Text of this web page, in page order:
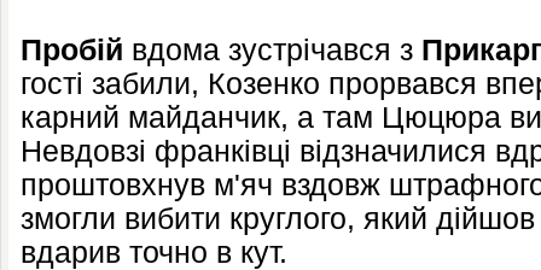
Пробій вдома зустрічався з
гості забили, Козенко прорвався
карний майданчик, а там Цюцюра
Невдовзі франківці відзначилися
проштовхнув м'яч вздовж
змогли вибити круглого, який
вдарив точно в кут.